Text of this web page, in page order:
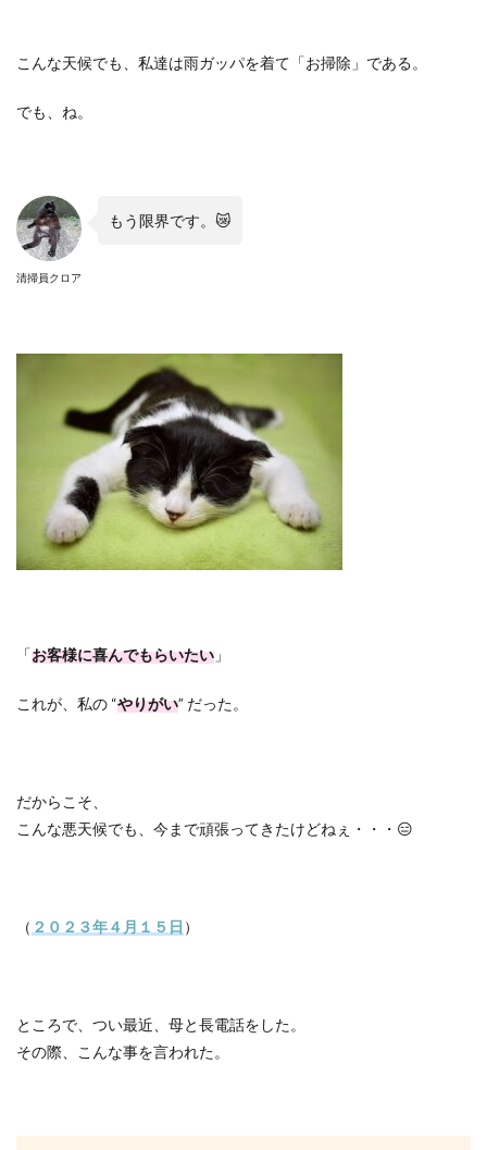
こんな天候でも、私達は雨ガッパを着て「お掃除」である。
でも、ね。
清掃員クロア
もう限界です。 😿
「お客様に喜んでもらいたい 」
これが、私の “やりがい” だった。
だからこそ、
こんな悪天候でも、今まで頑張ってきたけどねぇ・・・ 😑
（ ２０２３年４月１５日 ）
ところで、つい最近、母と長電話をした。
その際、こんな事を言われた。